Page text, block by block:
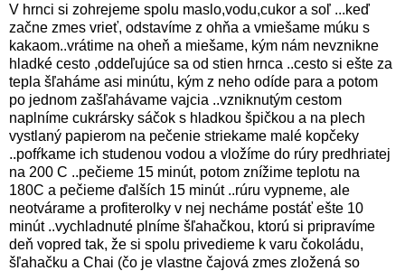
V hrnci si zohrejeme spolu maslo,vodu,cukor a soľ ...keď
začne zmes vrieť, odstavíme z ohňa a vmiešame múku s
kakaom..vrátime na oheň a miešame, kým nám nevznikne
hladké cesto ,oddeľujúce sa od stien hrnca ..cesto si ešte za
tepla šľaháme asi minútu, kým z neho odíde para a potom
po jednom zašľahávame vajcia ..vzniknutým cestom
naplníme cukrársky sáčok s hladkou špičkou a na plech
vystlaný papierom na pečenie striekame malé kopčeky
..pofŕkame ich studenou vodou a vložíme do rúry predhriatej
na 200 C ..pečieme 15 minút, potom znížime teplotu na
180C a pečieme ďalších 15 minút ..rúru vypneme, ale
neotvárame a profiterolky v nej necháme postáť ešte 10
minút ..vychladnuté plníme šľahačkou, ktorú si pripravíme
deň vopred tak, že si spolu privedieme k varu čokoládu,
šľahačku a Chai (čo je vlastne čajová zmes zložená so